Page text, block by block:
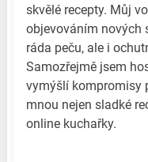
skvělé recepty. Můj
objevováním nových
ráda peču, ale i
Samozřejmě jsem
vymýšlí kompromisy
mnou nejen sladké
online kuchařky.